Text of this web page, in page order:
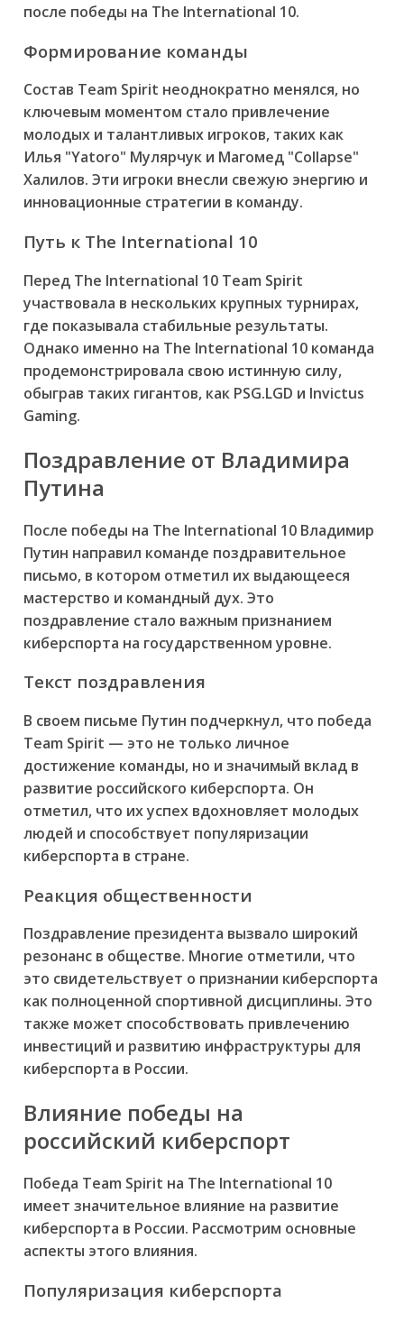
после победы на The International 10.
Формирование команды
Состав Team Spirit неоднократно менялся, но
ключевым моментом стало привлечение
молодых и талантливых игроков, таких как
Илья "Yatoro" Мулярчук и Магомед "Collapse"
Халилов. Эти игроки внесли свежую энергию и
инновационные стратегии в команду.
Путь к The International 10
Перед The International 10 Team Spirit
участвовала в нескольких крупных турнирах,
где показывала стабильные результаты.
Однако именно на The International 10 команда
продемонстрировала свою истинную силу,
обыграв таких гигантов, как PSG.LGD и Invictus
Gaming.
Поздравление от Владимира
Путина
После победы на The International 10 Владимир
Путин направил команде поздравительное
письмо, в котором отметил их выдающееся
мастерство и командный дух. Это
поздравление стало важным признанием
киберспорта на государственном уровне.
Текст поздравления
В своем письме Путин подчеркнул, что победа
Team Spirit — это не только личное
достижение команды, но и значимый вклад в
развитие российского киберспорта. Он
отметил, что их успех вдохновляет молодых
людей и способствует популяризации
киберспорта в стране.
Реакция общественности
Поздравление президента вызвало широкий
резонанс в обществе. Многие отметили, что
это свидетельствует о признании киберспорта
как полноценной спортивной дисциплины. Это
также может способствовать привлечению
инвестиций и развитию инфраструктуры для
киберспорта в России.
Влияние победы на
российский киберспорт
Победа Team Spirit на The International 10
имеет значительное влияние на развитие
киберспорта в России. Рассмотрим основные
аспекты этого влияния.
Популяризация киберспорта